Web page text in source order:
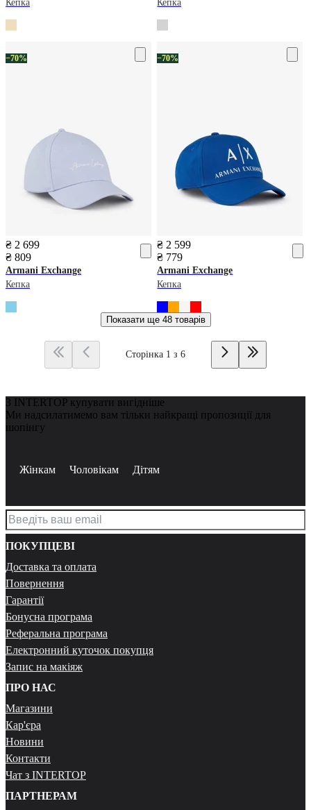
Кепка
Кепка
−70%
₴ 2 699
₴ 809
Armani Exchange
Кепка
−70%
₴ 2 599
₴ 779
Armani Exchange
Кепка
Показати ще 48 товарів
Сторінка 1 з 6
З INTERTOP купувати вигідніше
Ми надсилатимемо вам тільки найкращі пропозиції для
шопінгу
Жінкам Чоловікам Дітям
ПОКУПЦЕВІ
Доставка та оплата
Повернення
Гарантії
Бонусна програма
Реферальна програма
Електронний куточок покупця
Запис на макіяж
ПРО НАС
Магазини
Кар'єра
Новини
Контакти
Чат з INTERTOP
ПАРТНЕРАМ